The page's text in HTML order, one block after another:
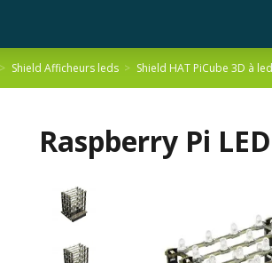
Shield Afficheurs leds Shield HAT PiCube 3D à
Raspberry Pi